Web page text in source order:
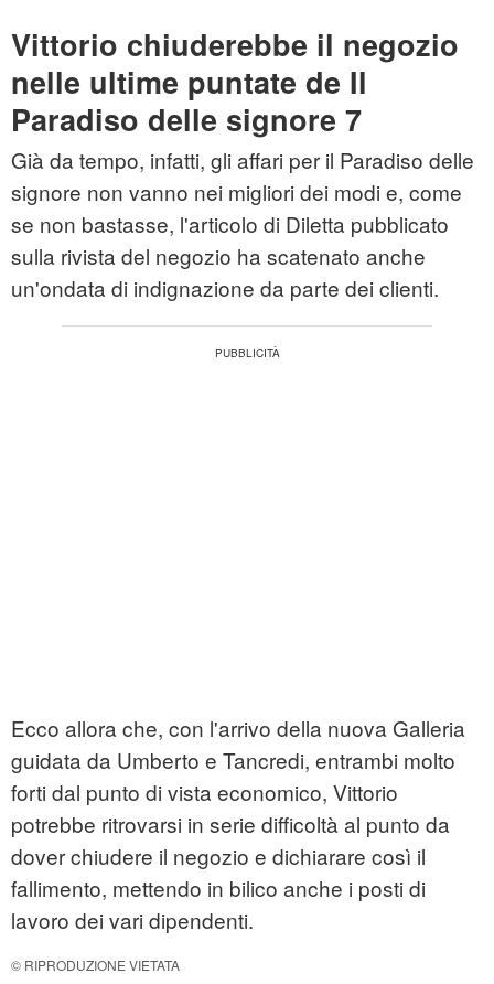
Vittorio chiuderebbe il negozio
nelle ultime puntate de Il
Paradiso delle signore 7
Già da tempo, infatti, gli affari per il Paradiso delle
signore non vanno nei migliori dei modi e, come
se non bastasse, l'articolo di Diletta pubblicato
sulla rivista del negozio ha scatenato anche
un'ondata di indignazione da parte dei clienti.
Ecco allora che, con l'arrivo della nuova Galleria
guidata da Umberto e Tancredi, entrambi molto
forti dal punto di vista economico, Vittorio
potrebbe ritrovarsi in serie difficoltà al punto da
dover chiudere il negozio e dichiarare così il
fallimento, mettendo in bilico anche i posti di
lavoro dei vari dipendenti.
© RIPRODUZIONE VIETATA